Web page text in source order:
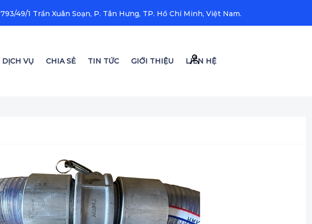
793/49/1 Trần Xuân Soạn, P. Tân Hưng, TP. Hồ Chí Minh, Việt Nam.
DỊCH VỤ CHIA SẺ TIN TỨC GIỚI THIỆU LIÊN HỆ